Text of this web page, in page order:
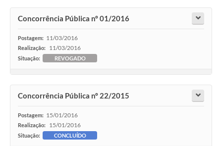
Concorrência Pública nº 01/2016
Postagem: 11/03/2016
Realização: 11/03/2016
Situação: REVOGADO
Concorrência Pública nº 22/2015
Postagem: 15/01/2016
Realização: 15/01/2016
Situação: CONCLUÍDO